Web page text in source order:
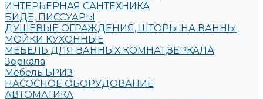
ИНТЕРЬЕРНАЯ САНТЕХНИКА
БИДЕ, ПИССУАРЫ
ДУШЕВЫЕ ОГРАЖДЕНИЯ, ШТОРЫ НА ВАННЫ
МОЙКИ КУХОННЫЕ
МЕБЕЛЬ ДЛЯ ВАННЫХ КОМНАТ,ЗЕРКАЛА
Зеркала
Мебель БРИЗ
НАСОСНОЕ ОБОРУДОВАНИЕ
АВТОМАТИКА